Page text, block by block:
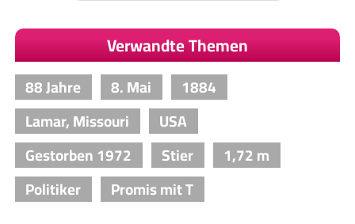
Verwandte Themen
88 Jahre 8. Mai
1884
Lamar, Missouri
USA
Gestorben 1972
Stier
1,72 m
Politiker
Promis mit T